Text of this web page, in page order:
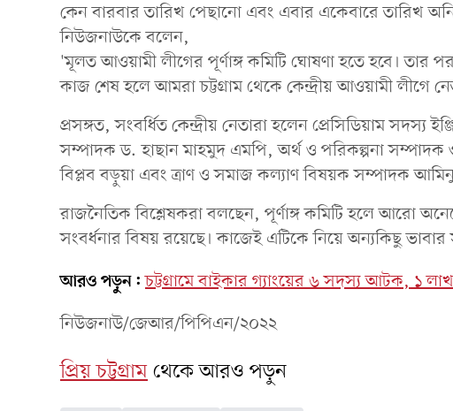
কেন বারবার তারিখ পেছানো এবং এবার একেবারে তারিখ
নিউজনাউকে বলেন,
'মূলত আওয়ামী লীগের পূর্ণাঙ্গ কমিটি ঘোষণা হতে হবে। তার
কাজ শেষ হলে আমরা চট্টগ্রাম থেকে কেন্দ্রীয় আওয়ামী লীগে
প্রসঙ্গত, সংবর্ধিত কেন্দ্রীয় নেতারা হলেন প্রেসিডিয়াম
সম্পাদক ড. হাছান মাহমুদ এমপি, অর্থ ও পরিকল্পনা সম্পাদক
বিপ্লব বড়ুয়া এবং ত্রাণ ও সমাজ কল্যাণ বিষয়ক সম্পাদক
রাজনৈতিক বিশ্লেষকরা বলছেন, পূর্ণাঙ্গ কমিটি হলে আরো
সংবর্ধনার বিষয় রয়েছে। কাজেই এটিকে নিয়ে অন্যকিছু
আরও পড়ুন: চট্টগ্রামে বাইকার গ্যাংয়ের ৬ সদস্য আটক, ১
নিউজনাউ/জেআর/পিপিএন/২০২২
প্রিয় চট্টগ্রামথেকে আরও পড়ুন